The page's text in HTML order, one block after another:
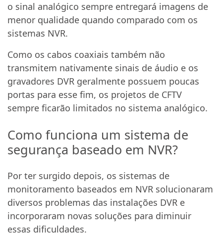
o sinal analógico sempre entregará imagens de
menor qualidade quando comparado com os
sistemas NVR.
Como os cabos coaxiais também não
transmitem nativamente sinais de áudio e os
gravadores DVR geralmente possuem poucas
portas para esse fim, os projetos de CFTV
sempre ficarão limitados no sistema analógico.
Como funciona um sistema de
segurança baseado em NVR?
Por ter surgido depois, os sistemas de
monitoramento baseados em NVR solucionaram
diversos problemas das instalações DVR e
incorporaram novas soluções para diminuir
essas dificuldades.